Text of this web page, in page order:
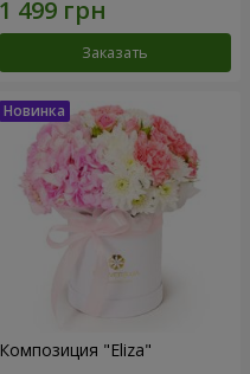
Заказать
Композиция "Eliza"